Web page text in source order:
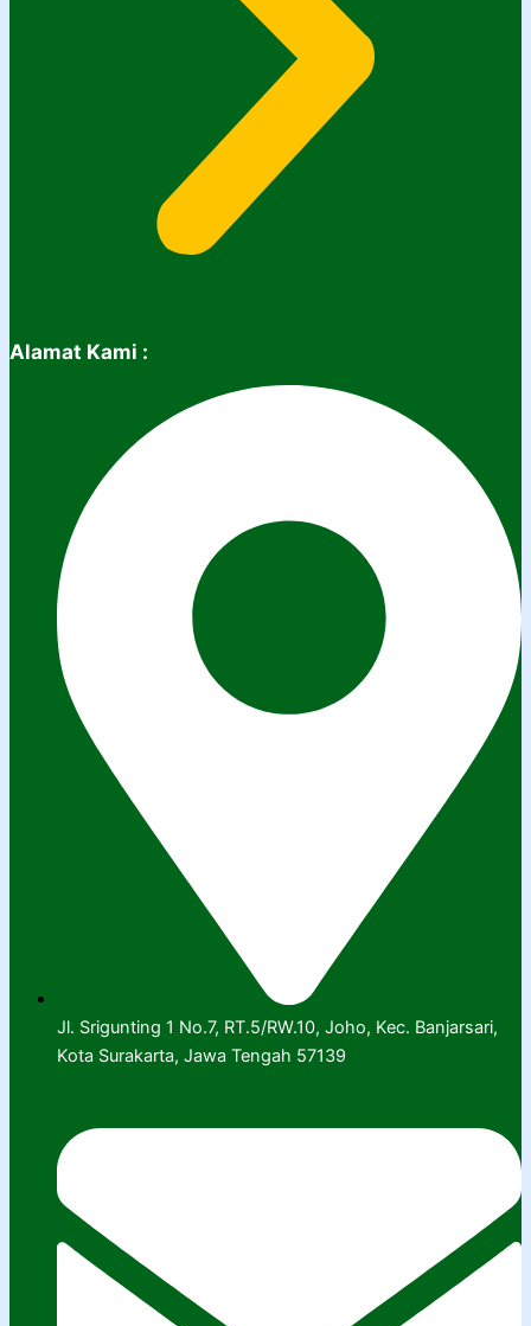
Alamat Kami :
Jl. Srigunting 1 No.7, RT.5/RW.10, Joho, Kec. Banjarsari,
Kota Surakarta, Jawa Tengah 57139